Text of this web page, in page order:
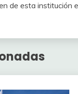
de esta institución